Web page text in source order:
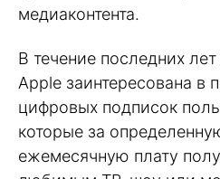
медиаконтента.
В течение последних
Apple заинтересована в
цифровых подписок
которые за
ежемесячную плату